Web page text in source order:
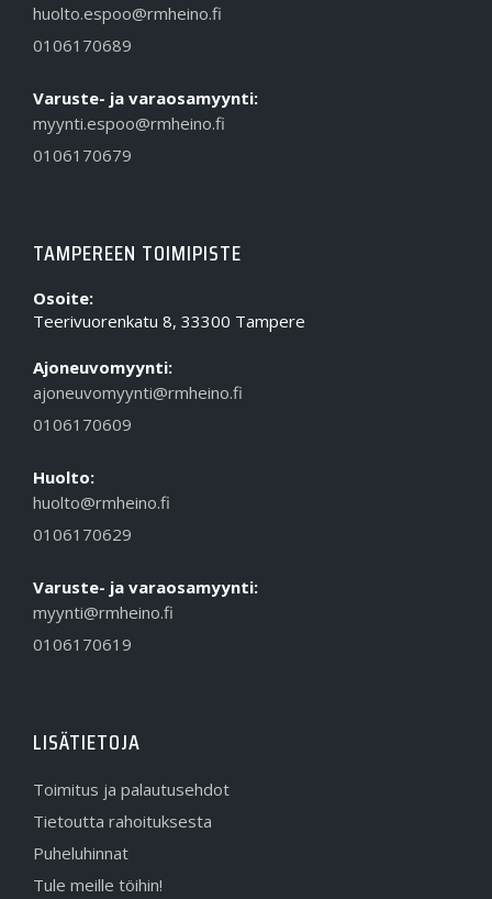
huolto.espoo@rmheino.fi
0106170689
Varuste- ja varaosamyynti:
myynti.espoo@rmheino.fi
0106170679
TAMPEREEN TOIMIPISTE
Osoite:
Teerivuorenkatu 8, 33300 Tampere
Ajoneuvomyynti:
ajoneuvomyynti@rmheino.fi
0106170609
Huolto:
huolto@rmheino.fi
0106170629
Varuste- ja varaosamyynti:
myynti@rmheino.fi
0106170619
LISÄTIETOJA
Toimitus ja palautusehdot
Tietoutta rahoituksesta
Puheluhinnat
Tule meille töihin!